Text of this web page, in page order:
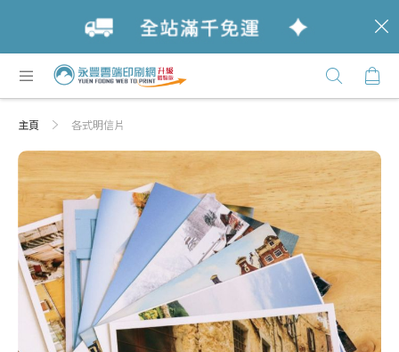
過
到
容
主頁 各式明信片
Skip
to
the
of
the
images
gallery
Skip
to
the
beginning
of
the
images
gallery